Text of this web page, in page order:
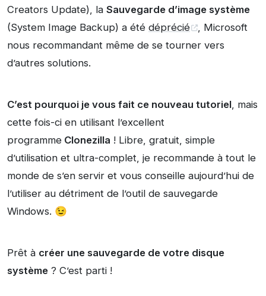
Creators Update), la Sauvegarde d’image système
(System Image Backup) a été déprécié
, Microsoft
nous recommandant même de se tourner vers
d’autres solutions.
C’est pourquoi je vous fait ce nouveau tutoriel, mais
cette fois-ci en utilisant l’excellent
programme Clonezilla ! Libre, gratuit, simple
d’utilisation et ultra-complet, je recommande à tout le
monde de s’en servir et vous conseille aujourd’hui de
l’utiliser au détriment de l’outil de sauvegarde
Windows. 😉
Prêt à créer une sauvegarde de votre disque
système ? C’est parti !